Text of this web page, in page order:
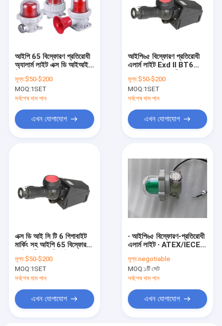
আইপি 65 বিস্ফোরণ প্রতিরোধী
অ্যালার্ম লাইট এক্স ডি আইআইসি
প্রতিরোধী অ্যালার্ম লাইট
220VAC / 50Hz ভোল্টেজ
মূল্য:$50-$200
MOQ:1SET
সর্বশেষ দাম পান
এখন যোগাযোগ
আইপি৬৫ বিস্ফোরণ প্রতিরোধী
এলার্ম লাইট Exd II BT6
ফ্ল্যাশ ফ্রিকোয়েন্সি 150min
মূল্য:$50-$200
MOQ:1SET
সর্বশেষ দাম পান
এখন যোগাযোগ
এক্স ডি আই সি টি 6 গিগাবাইট
মার্কিং সহ আইপি 65 বিস্ফোরণ
মূল্য:$50-$200
MOQ:1SET
সর্বশেষ দাম পান
এখন যোগাযোগ
∙ আইপি৬৫ বিস্ফোরণ-প্রতিরোধী
এলার্ম লাইট ∙ ATEX/IECEx
গুদাম বিপজ্জনক এলাকা সংকেত ∙
মূল্য:negotiable
MOQ:১টি সেট
সর্বশেষ দাম পান
এখন যোগাযোগ